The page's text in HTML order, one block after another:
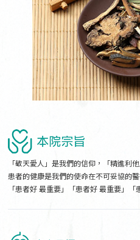
「敬天愛人」是我們的信仰，「精進利
患者的健康是我們的使命在不可妥協的
「患者好 最重要」「患者好 最重要」「